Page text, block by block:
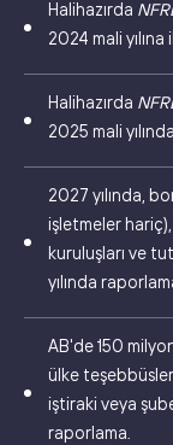
Halihazırda
2024 mali
Halihazırda
2025 mali
2027 yılında,
işletmeler
kuruluşları ve
yılında
AB'de 150
ülke
iştiraki veya
raporlama.